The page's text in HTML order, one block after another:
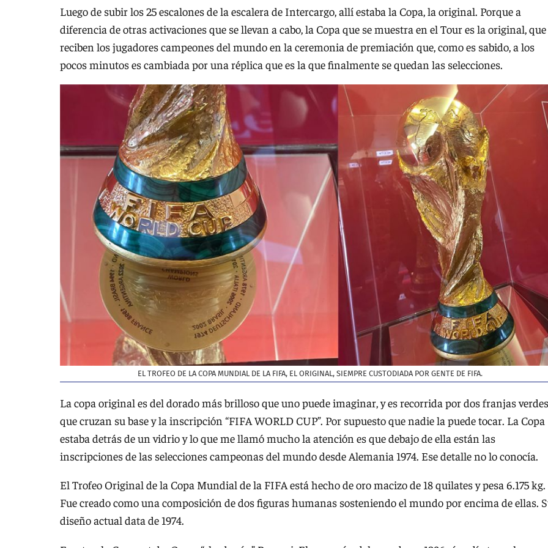
Luego de subir los 25 escalones de la escalera de Intercargo, allí estaba la Copa, la original. Porque a
diferencia de otras activaciones que se llevan a cabo, la Copa que se muestra en el Tour es la original,
reciben los jugadores campeones del mundo en la ceremonia de premiación que, como es sabido, a los
pocos minutos es cambiada por una réplica que es la que finalmente se quedan las selecciones.
EL TROFEO DE LA COPA MUNDIAL DE LA FIFA, EL ORIGINAL, SIEMPRE CUSTODIADA POR GENTE DE FIFA.
La copa original es del dorado más brilloso que uno puede imaginar, y es recorrida por dos franjas verdes
que cruzan su base y la inscripción “FIFA WORLD CUP”. Por supuesto que nadie la puede tocar. La Copa
estaba detrás de un vidrio y lo que me llamó mucho la atención es que debajo de ella están las
inscripciones de las selecciones campeonas del mundo desde Alemania 1974. Ese detalle no lo conocía.
El Trofeo Original de la Copa Mundial de la FIFA está hecho de oro macizo de 18 quilates y pesa 6.175 kg.
Fue creado como una composición de dos figuras humanas sosteniendo el mundo por encima de ellas.
diseño actual data de 1974.